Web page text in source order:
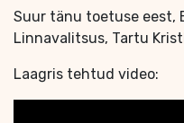
Suur tänu toetuse eest,
Linnavalitsus, Tartu
Laagris tehtud video: